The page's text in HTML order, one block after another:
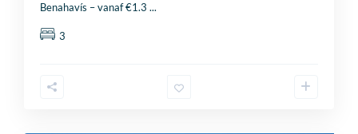
Benahavís – vanaf €1.3...
3